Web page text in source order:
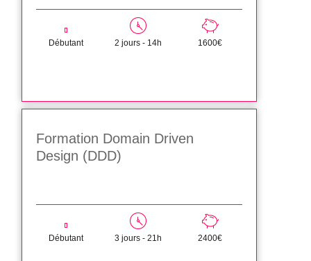
Débutant 2 jours - 14h 1600€
Formation Domain Driven
Design (DDD)
Débutant 3 jours - 21h 2400€